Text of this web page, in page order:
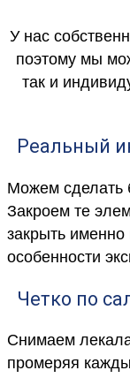
У нас
поэтому мы
так и
Реальный
Можем сделать
Закроем те
закрыть
особенности
Четко по
Снимаем
промеряя